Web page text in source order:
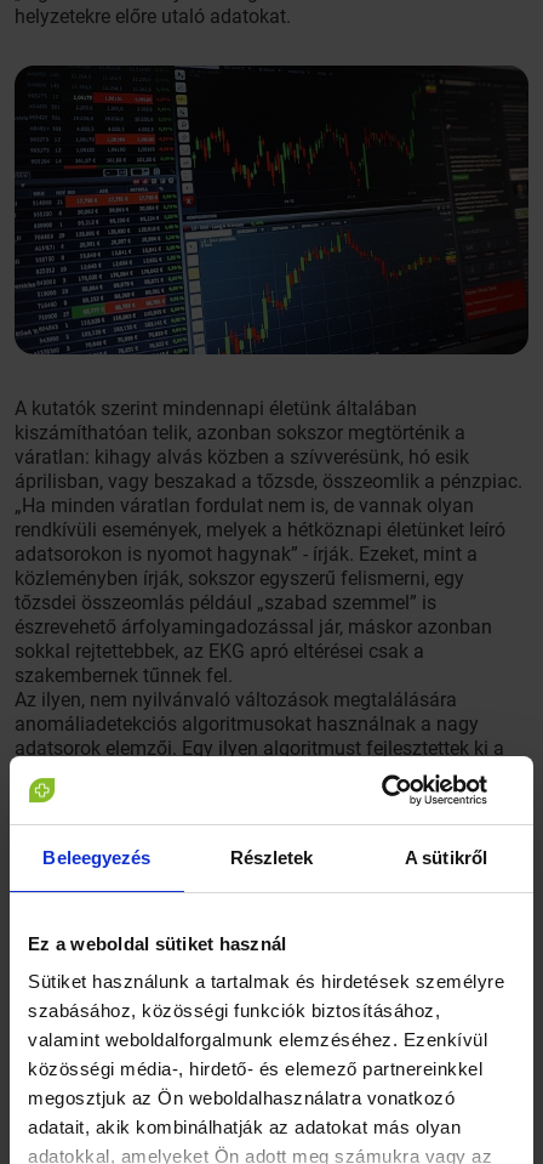
Beleegyezés Részletek A sütikről
Ez a weboldal sütiket használ
Sütiket használunk a tartalmak és hirdetések személyre
szabásához, közösségi funkciók biztosításához,
valamint weboldalforgalmunk elemzéséhez. Ezenkívül
közösségi média-, hirdető- és elemező partnereinkkel
megosztjuk az Ön weboldalhasználatra vonatkozó
adatait, akik kombinálhatják az adatokat más olyan
adatokkal, amelyeket Ön adott meg számukra vagy az
helyzetekre előre utaló adatokat.
A kutatók szerint mindennapi életünk általában
kiszámíthatóan telik, azonban sokszor megtörténik a
váratlan: kihagy alvás közben a szívverésünk, hó esik
áprilisban, vagy beszakad a tőzsde, összeomlik a pénzpiac.
„Ha minden váratlan fordulat nem is, de vannak olyan
rendkívüli események, melyek a hétköznapi életünket leíró
adatsorokon is nyomot hagynak” - írják. Ezeket, mint a
közleményben írják, sokszor egyszerű felismerni, egy
tőzsdei összeomlás például „szabad szemmel” is
észrevehető árfolyamingadozással jár, máskor azonban
sokkal rejtettebbek, az EKG apró eltérései csak a
szakembernek tűnnek fel.
Az ilyen, nem nyilvánvaló változások megtalálására
anomáliadetekciós algoritmusokat használnak a nagy
adatsorok elemzői. Egy ilyen algoritmust fejlesztettek ki a
magyar kutatók, amely segíthet megjósolni, hogy mit hoz a
jövő az élet és az üzleti világ számos területén.
A közlemény szerint a váratlan események sokszor
kihívást jelent. A Wigner Fizikai Kutatóközpont,
Komputációs Tudományok osztályán dolgozó kutatók új,
rendkívüli események felismerésére alkalmas módszerével
azonban felfedezhetőek lesznek ezek az „unikornisok”: az
olyan váratlan, hosszan mért idősorokon megjelenő
események, melyeknek előre nem ismerjük a
jellegzetességeit.